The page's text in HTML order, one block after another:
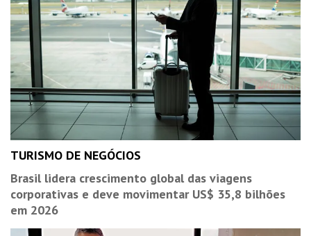
TURISMO DE NEGÓCIOS
Brasil lidera crescimento global das viagens
corporativas e deve movimentar US$ 35,8 bilhões
em 2026